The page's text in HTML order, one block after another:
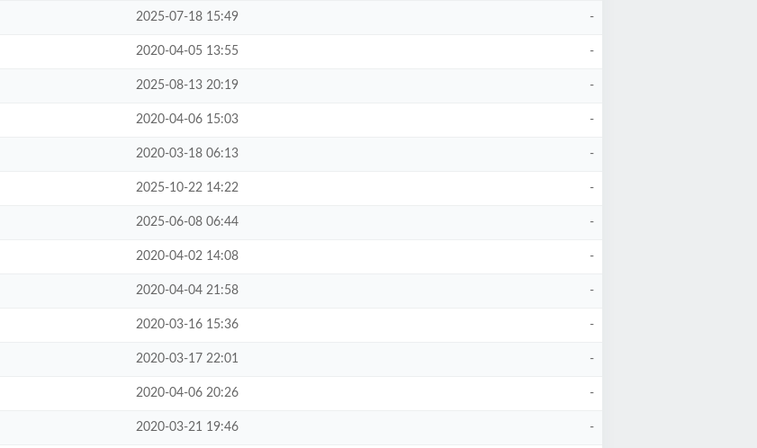
2025-07-18 15:49 -
2020-04-05 13:55 -
2025-08-13 20:19 -
2020-04-06 15:03 -
2020-03-18 06:13 -
2025-10-22 14:22 -
2025-06-08 06:44 -
2020-04-02 14:08 -
2020-04-04 21:58 -
2020-03-16 15:36 -
2020-03-17 22:01 -
2020-04-06 20:26 -
2020-03-21 19:46 -